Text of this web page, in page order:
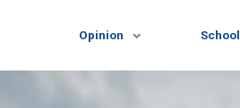
Opinion School